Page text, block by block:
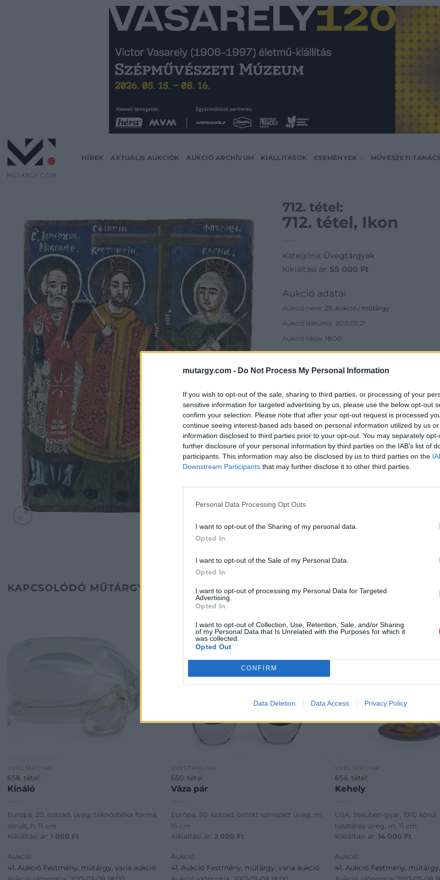
mutargy.com - Do Not Process My Personal Information
If you wish to opt-out of the sale, sharing to third parties, or processing of your
sensitive information for targeted advertising by us, please use the below opt-out
confirm your selection. Please note that after your opt-out request is processed
continue seeing interest-based ads based on personal information utilized by us
information disclosed to third parties prior to your opt-out. You may separately
further disclosure of your personal information by third parties on the IAB’s list of
participants. This information may also be disclosed by us to third parties on the
Downstream Participants that may further disclose it to other third parties.
Personal Data Processing Opt Outs
I want to opt-out of the Sharing of my personal data.
Opted In
I want to opt-out of the Sale of my Personal Data.
Opted In
I want to opt-out of processing my Personal Data for Targeted
Advertising.
Opted In
I want to opt-out of Collection, Use, Retention, Sale, and/or Sharing
of my Personal Data that Is Unrelated with the Purposes for which it
was collected.
Opted Out
CONFIRM
Data Deletion Data Access Privacy Policy
HÍREK AKTUÁLIS AUKCIÓK AUKCIÓ ARCHÍVUM KIÁLLÍTÁSOK ESEMÉNYEK MŰVÉSZETI
712. tétel:
712. tétel, Ikon
Kategória: Üvegtárgyak
Kikiáltási ár: 55 000 Ft
Aukció adatai
Aukció neve: 29. aukció / műtárgy
Aukció dátuma: 2015.05.21
Aukció ideje: 18:00
Aukció helye: Budapest, Biksady Galéria
Tételszám: 712
Eladó adatai
Cím: Törő
Biksady
1055,
GALÉRIA TOVÁBBI MŰTÁRGYAI
KAPCSOLÓDÓ MŰTÁRGYAK
ÜVEGTÁRGYAK
658. tétel:
Kínáló
Európa, 20. század, üveg, teknősbéka forma,
sérült, h: 11 cm
Kikiáltási ár: 1 000 Ft
Aukció:
41. Aukció Festmény, műtárgy, varia aukció
ÜVEGTÁRGYAK
650. tétel:
Váza pár
Európa, 20. század, öntött színezett üveg, m:
15 cm
Kikiáltási ár: 2 000 Ft
Aukció:
41. Aukció Festmény, műtárgy, varia aukció
ÜVEGTÁRGYAK
654. tétel:
Kehely
USA, Steuben-gyár, 1910
lüszteres üveg, m: 11 cm
Kikiáltási ár: 14 000 Ft
Aukció:
41. Aukció Festmény,